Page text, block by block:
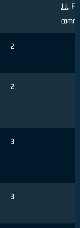
J.J.,
2
2
3
3